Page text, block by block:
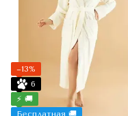
−13%
6
⚡ 🚚